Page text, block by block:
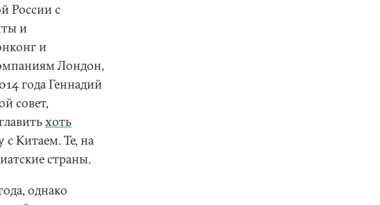
России с
и
и
Лондон,
года Геннадий
совет,
хоть
с Китаем. Те, на
страны.
однако